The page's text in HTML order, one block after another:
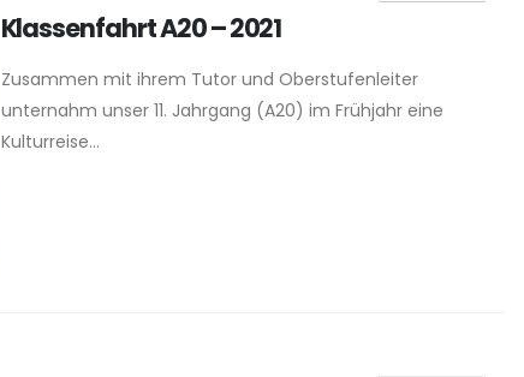
Klassenfahrt A20 – 2021
Zusammen mit ihrem Tutor und Oberstufenleiter
unternahm unser 11. Jahrgang (A20) im Frühjahr eine
Kulturreise...